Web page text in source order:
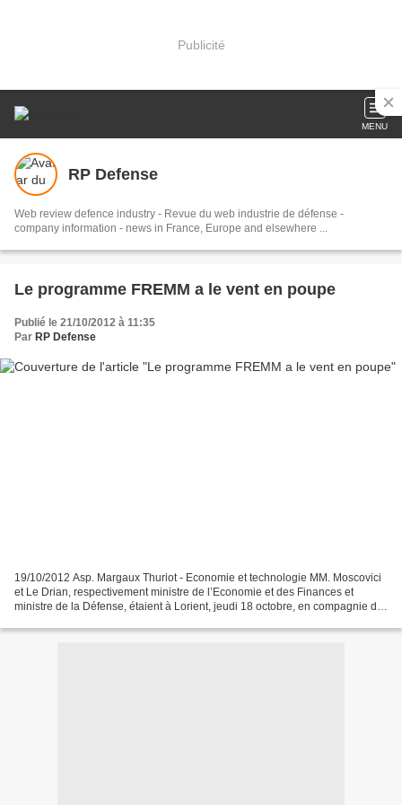
Publicité
MENU
RP Defense
Web review defence industry - Revue du web industrie de défense -
company information - news in France, Europe and elsewhere ...
Le programme FREMM a le vent en poupe
Publié le 21/10/2012 à 11:35
Par RP Defense
19/10/2012 Asp. Margaux Thuriot - Economie et technologie MM. Moscovici
et Le Drian, respectivement ministre de l’Economie et des Finances et
ministre de la Défense, étaient à Lorient, jeudi 18 octobre, en compagnie de